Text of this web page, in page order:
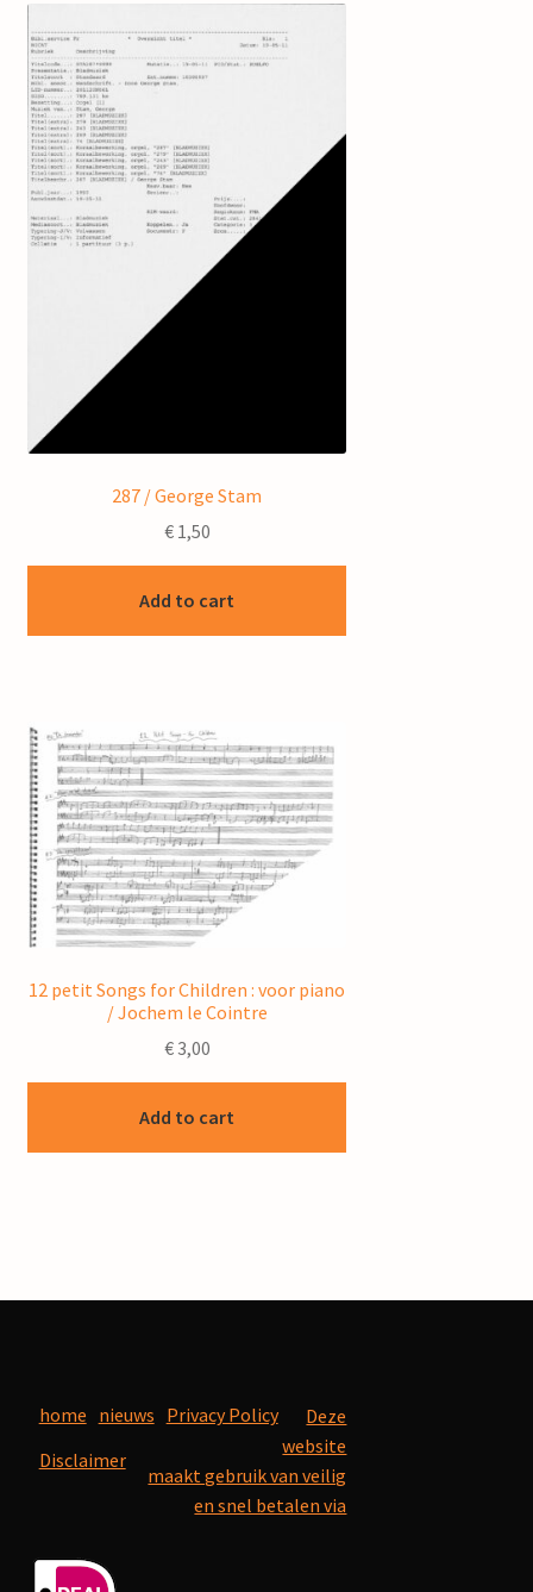
287 / George Stam
€1,50
Add to cart
12 petit Songs for Children : voor piano
/ Jochem le Cointre
€3,00
Add to cart
home nieuws Privacy Policy
Disclaimer
Deze
website
maakt gebruik van veilig
en snel betalen via